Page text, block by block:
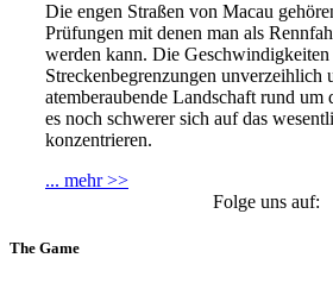
Die engen Straßen von Macau
Prüfungen mit denen man als
werden kann. Die
Streckenbegrenzungen unverzeihlich
atemberaubende Landschaft rund um
es noch schwerer sich auf das
konzentrieren.
... mehr >>
Folge uns auf:
The Game